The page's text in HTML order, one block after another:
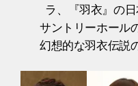
ラ、『羽衣』の日
サントリーホール
幻想的な羽衣伝説